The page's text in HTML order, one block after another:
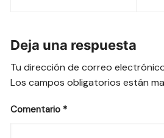
Deja una respuesta
Tu dirección de correo
Los campos obligatorios están
Comentario *